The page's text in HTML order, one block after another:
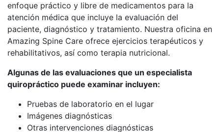
enfoque práctico y libre de medicamentos para la
atención médica que incluye la evaluación del
paciente, diagnóstico y tratamiento. Nuestra oficina en
Amazing Spine Care ofrece ejercicios terapéuticos y
rehabilitativos, así como terapia nutricional.
Algunas de las evaluaciones que un especialista
quiropráctico puede examinar incluyen:
Pruebas de laboratorio en el lugar
Imágenes diagnósticas
Otras intervenciones diagnósticas